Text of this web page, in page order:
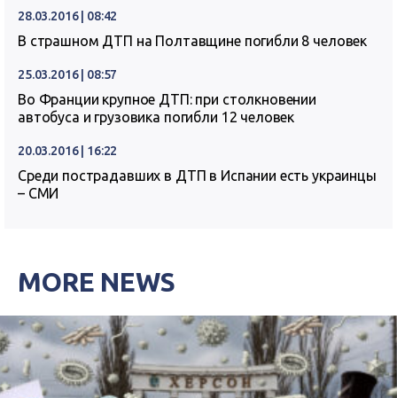
28.03.2016 | 08:42
В страшном ДТП на Полтавщине погибли 8 человек
25.03.2016 | 08:57
Во Франции крупное ДТП: при столкновении
автобуса и грузовика погибли 12 человек
20.03.2016 | 16:22
Среди пострадавших в ДТП в Испании есть украинцы
– СМИ
MORE NEWS